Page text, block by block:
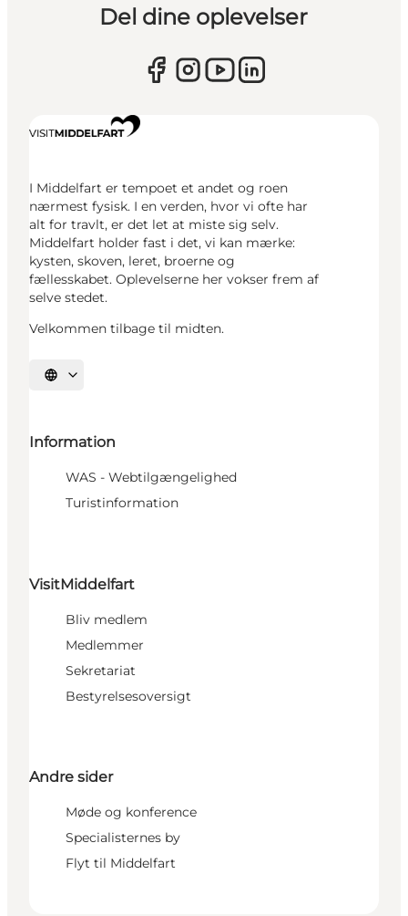
Del dine oplevelser
I Middelfart er tempoet et andet og roen
nærmest fysisk. I en verden, hvor vi ofte har
alt for travlt, er det let at miste sig selv.
Middelfart holder fast i det, vi kan mærke:
kysten, skoven, leret, broerne og
fællesskabet. Oplevelserne her vokser frem af
selve stedet.
Velkommen tilbage til midten.
Vælg sprog
Information
WAS - Webtilgængelighed
Turistinformation
VisitMiddelfart
Bliv medlem
Medlemmer
Sekretariat
Bestyrelsesoversigt
Andre sider
Møde og konference
Specialisternes by
Flyt til Middelfart